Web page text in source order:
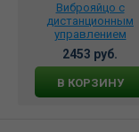
Виброяйцо с
дистанционным
управлением
фиолетовое, 400-10
2453 руб.
В КОРЗИНУ